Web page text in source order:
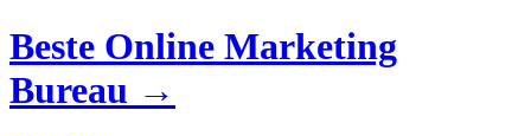
Beste Online Marketing
Bureau →